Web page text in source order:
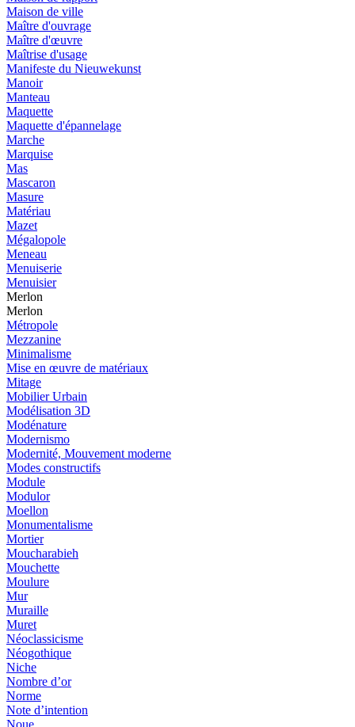
Maison de ville
Maître d'ouvrage
Maître d'œuvre
Maîtrise d'usage
Manifeste du Nieuwekunst
Manoir
Manteau
Maquette
Maquette d'épannelage
Marche
Marquise
Mas
Mascaron
Masure
Matériau
Mazet
Mégalopole
Meneau
Menuiserie
Menuisier
Merlon
Merlon
Métropole
Mezzanine
Minimalisme
Mise en œuvre de matériaux
Mitage
Mobilier Urbain
Modélisation 3D
Modénature
Modernismo
Modernité, Mouvement moderne
Modes constructifs
Module
Modulor
Moellon
Monumentalisme
Mortier
Moucharabieh
Mouchette
Moulure
Mur
Muraille
Muret
Néoclassicisme
Néogothique
Niche
Nombre d’or
Norme
Note d’intention